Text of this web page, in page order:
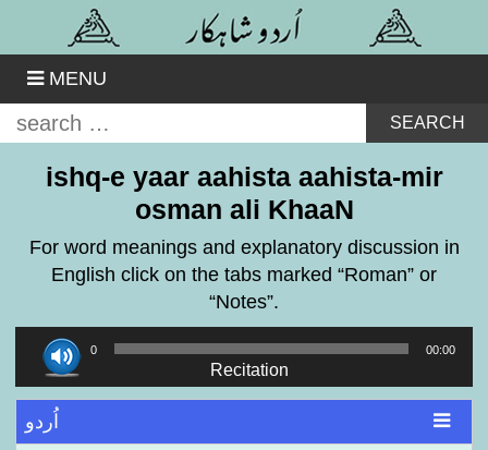
contentMENU
Search
for:
ishq-e yaar aahista aahista-mir
osman ali KhaaN
For word meanings and explanatory discussion in
English click on the tabs marked “Roman” or
“Notes”.
Audio
Player
00:00 00:00
Recitation
اُردو